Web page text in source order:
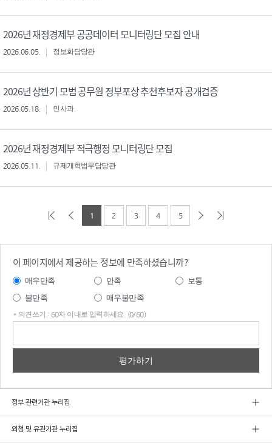
2026년 재정경제부 공공데이터 모니터링단 모집 안내
2026.06.05. 정보화담당관
2026년 상반기 모범 공무원 정부포상 추천후보자 공개검증
2026.05.18. 인사과
2026년 재정경제부 적극행정 모니터링단 모집
2026.05.11. 규제개혁법무담당관
1 2 3 4 5
이 페이지에서 제공하는 정보에 만족하셨습니까?
매우만족 만족
보통
불만족
매우불만족
* 의견쓰기 : 60자 이내로 입력하세요. (0/60)
정부 관련기관 누리집
외청 및 유관기관 누리집